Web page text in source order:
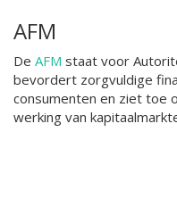
AFM
De AFM staat voor
bevordert zorgvuldige
consumenten en ziet toe
werking van